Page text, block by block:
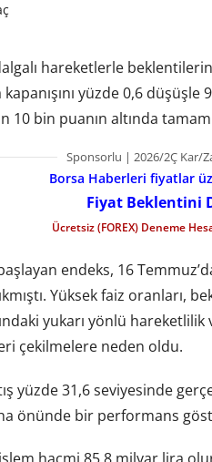
hareketlerle
kapanışını yüzde 0,6
10 bin puanın altında
Sponsorlu | 2026/2Ç Kar/
Borsa Haberleri fiyatlar
Fiyat Beklentini
Ücretsiz (FOREX) Deneme
endeks, 16
Yüksek faiz oranları,
yukarı yönlü hareketlilik
çekilmelere neden oldu.
yüzde 31,6 seviyesinde
önünde bir performans